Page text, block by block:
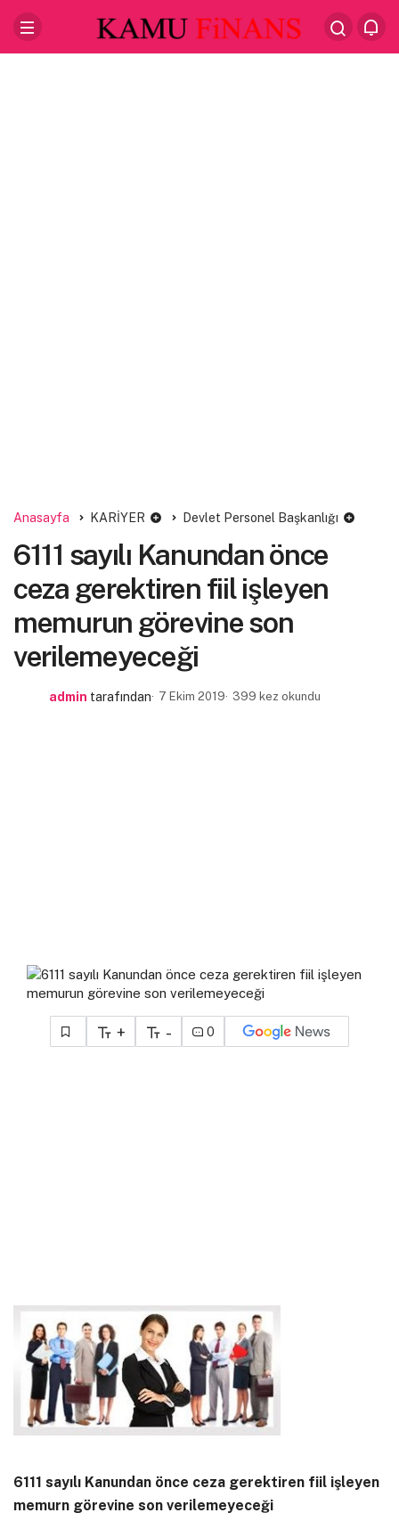
Anasayfa KARİYER Devlet Personel Başkanlığı
6111 sayılı Kanundan önce
ceza gerektiren fiil işleyen
memurun görevine son
verilemeyeceği
admin tarafından 7 Ekim 2019 399 kez okundu
+ - 0
6111 sayılı Kanundan önce ceza gerektiren fiil işleyen
memurn görevine son verilemeyeceği